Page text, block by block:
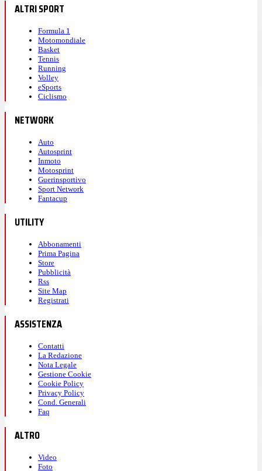
ALTRI SPORT
Formula 1
Motomondiale
Basket
Tennis
Running
Volley
eSports
Ciclismo
NETWORK
Auto
Autosprint
Inmoto
Motosprint
Guerinsportivo
Sport Network
Fantacup
UTILITY
Abbonamenti
Prima Pagina
Store
Pubblicità
Rss
Site Map
Registrati
ASSISTENZA
Contatti
La Redazione
Nota Legale
Gestione Cookie
Cookie Policy
Privacy Policy
Cond. Generali
Faq
ALTRO
Video
Foto